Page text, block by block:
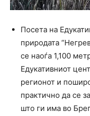
Посета на
природата
се наоѓа 1,100
Едукативниот
регионот и
практично да се
што ги има во